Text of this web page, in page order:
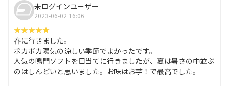
未ログインユーザー
2023-06-02 16:06
春に行きました。
ポカポカ陽気の涼しい季節でよかったです。
人気の鳴門ソフトを目当てに行きましたが、夏は暑さの中並ぶ
のはしんどいと思いました。お味はお芋！で最高でした。